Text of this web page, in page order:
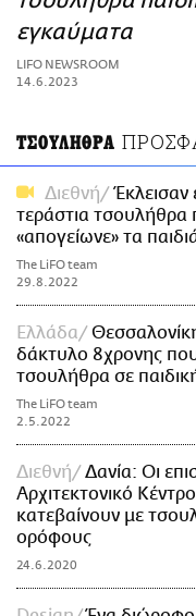
ΑΜΠΑ
PRINT
εγκαύματα
LIFO NEWSROOM
14.6.2023
ΤΣΟΥΛΗΘΡΑ
Διεθνή
Έκλεισαν
τεράστια τσουλήθρα
«απογείωνε» τα
The LiFO team
29.8.2022
Ελλάδα
δάκτυλο 8χρονης
τσουλήθρα σε
The LiFO team
2.5.2022
Διεθνή
Δανία: Οι
Αρχιτεκτονικό Κέντρο
κατεβαίνουν με
ορόφους
24.6.2020